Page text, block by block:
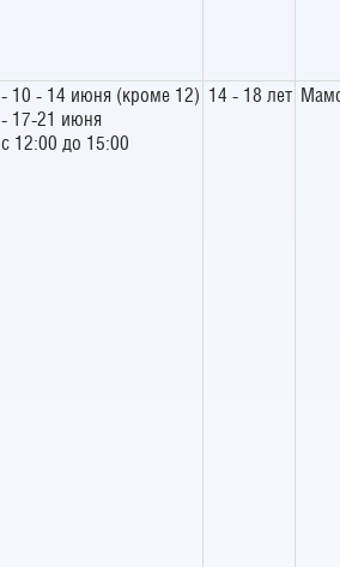
- 10 - 14 июня (кроме 12)
- 17-21 июня
с 12:00 до 15:00
14 - 18 лет